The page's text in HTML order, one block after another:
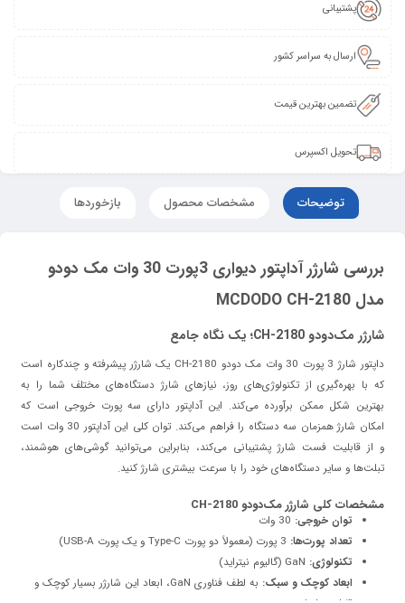
پشتیبانی
ارسال به سراسر کشور
تضمین بهترین قیمت
تحویل اکسپرس
توضیحات مشخصات محصول بازخوردها
بررسی شارژر آداپتور دیواری 3پورت 30 وات مک دودو
مدل MCDODO CH-2180
شارژر مک‌دودو CH-2180؛ یک نگاه جامع
داپتور شارژ 3 پورت 30 وات مک دودو CH-2180 یک شارژر پیشرفته و چندکاره است
که با بهره‌گیری از تکنولوژی‌های روز، نیازهای شارژ دستگاه‌های مختلف شما را به
بهترین شکل ممکن برآورده می‌کند. این آداپتور دارای سه پورت خروجی است که
امکان شارژ همزمان
سه دستگاه را فراهم می‌کند. توان کلی این آداپتور 30 وات است
و از قابلیت فست شارژ پشتیبانی می‌کند، بنابراین می‌توانید گوشی‌های هوشمند،
تبلت‌ها و سایر دستگاه‌های خود را با سرعت بیشتری شارژ کنید.
مشخصات کلی شارژر مک‌دودو CH-2180
توان خروجی: 30 وات
تعداد پورت‌ها: 3 پورت (معمولاً دو پورت Type-C و یک پورت USB-A)
تکنولوژی: GaN (گالیوم نیتراید)
ابعاد کوچک و سبک:
به لطف فناوری GaN، ابعاد این شارژر بسیار کوچک و